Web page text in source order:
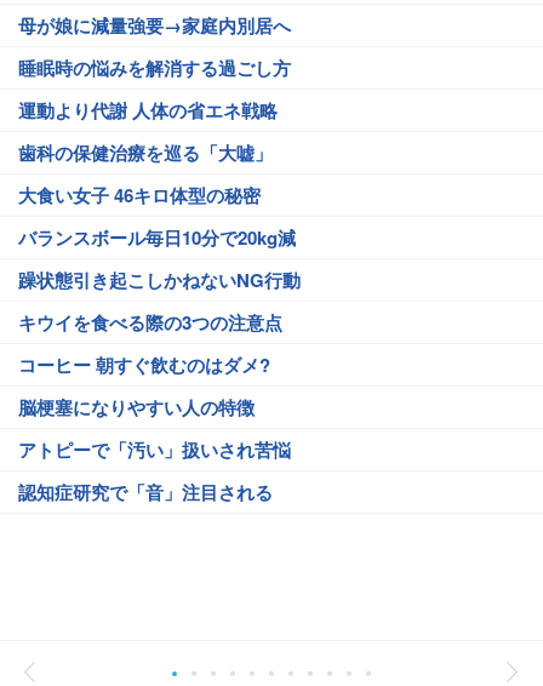
母が娘に減量強要→家庭内別居へ
睡眠時の悩みを解消する過ごし方
運動より代謝 人体の省エネ戦略
歯科の保健治療を巡る「大嘘」
大食い女子 46キロ体型の秘密
バランスボール毎日10分で20kg減
躁状態引き起こしかねないNG行動
キウイを食べる際の3つの注意点
コーヒー 朝すぐ飲むのはダメ?
脳梗塞になりやすい人の特徴
アトピーで「汚い」扱いされ苦悩
認知症研究で「音」注目される